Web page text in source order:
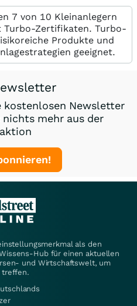
7 von 10 Kleinanlegern
Turbo-Zertifikaten. Turbo-
Produkte und
geeignet.
kostenlosen Newsletter
nichts mehr aus der
als den
Hub für einen aktuellen
und Wirtschaftswelt, um
treffen.